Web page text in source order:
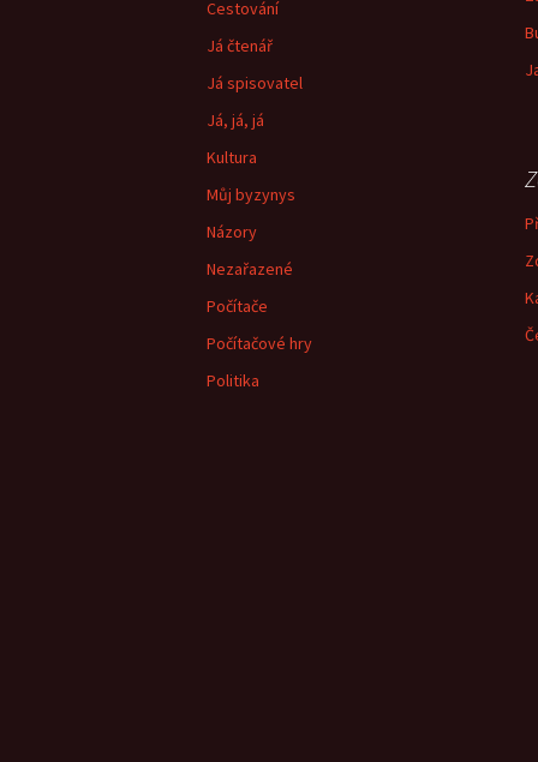
Cestování
Já čtenář
Já spisovatel
Já, já, já
Kultura
Můj byzynys
Názory
Nezařazené
Počítače
Počítačové hry
Politika